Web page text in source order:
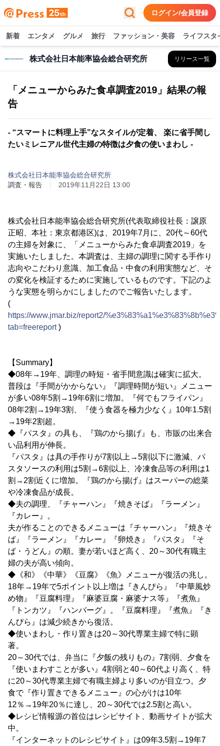
ログイン/会員登録
新着 エンタメ グルメ 旅行 ファッション・美容 ライフスタ
株式会社日本能率協会総合研究所 リリース一覧
「メニューからみた食卓調査2019」結果の報
告
- “スマートに料理上手”なスタイルが定着、 楽に省手間し
たいミレニアル世代主婦の特徴は夕食の使いまわし -
株式会社日本能率協会総合研究所
調査・報告
2019年11月22日 13:00
株式会社日本能率協会総合研究所(代表取締役社長：譲原
正昭、本社：東京都港区)は、2019年7月に、20代～60代
の主婦を対象に、「メニューからみた食卓調査2019」を
実施いたしました。本調査は、主婦の調理に関する手作り
志向やこだわり意識、加工食品・中食の利用実態など、そ
の変化を検証するために実施しているものです。下記のよ
うな実態を明らかにしましたのでご報告いたします。
(
https://www.jmar.biz/report2/
tab=freereport)
【Summary】
◆08年→19年、調理の時短・省手間意識は確実に拡大。
普段は『手間がかからない』『調理時間が短い』メニュー
が多い08年5割→19年6割に増加。『何でもフライパン』
08年2割→19年3割、『使う食器を極力少なく』10年1.5割
→19年2割超。
◆『パスタ』の具も、『鶏のから揚げ』も、市販の出来合
い品利用が伸長。
『パスタ』は具の手作りが7割以上→5割以下に激減、パ
スタソースの利用は5割→6割以上、冷凍食品等の利用は1
割→2割近くに増加。『鶏のから揚げ』はスーパーの総菜
や冷凍食品が成長。
◆夫の調理、『チャーハン』『焼きそば』『ラーメン』
『カレー』。
夫が作ることのできるメニューは『チャーハン』『焼きそ
ば』『ラーメン』『カレー』『卵焼き』『パスタ』『そ
ば・うどん』の順。妻が若いほど高く、20～30代有職主
婦の夫が高い傾向。
◆《和》《中華》《豆腐》《魚》メニューが復活の兆し。
18年→19年で5ポイント以上増は『きんぴら』『中華風炒
め物』『豆腐料理』『麻婆豆腐・麻婆ナス等』『煮魚』
『トンカツ』『ハンバーグ』。『豆腐料理』『煮魚』『き
んぴら』は減少続きから復活。
◆使いまわし・作り置きは20～30代専業主婦で特に顕
著。
20～30代では、弁当に『夕飯の残りもの』7割弱、夕食を
『使いまわすことが多い』4割弱と40～60代より高く、特
に20～30代専業主婦で有職主婦より多いのが目立つ。夕
食で『作り置きできるメニュー』の心がけは10年
12％→19年20％に達し、20～30代では2.5割と高い。
◆レシピ情報源の首位はレシピサイト、動画サイトが拡大
中。
『インターネットのレシピサイト』は09年3.5割→19年7